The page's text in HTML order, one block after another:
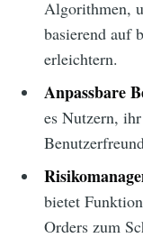
Algorithmen,
basierend auf
erleichtern.
Anpassbare
es Nutzern,
bietet
Orders zum